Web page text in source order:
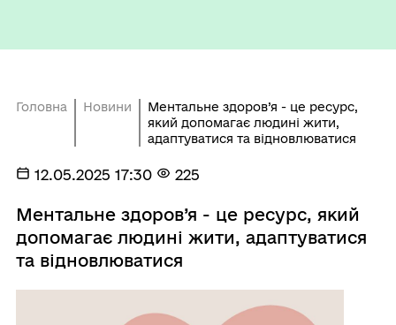
Головна Новини
Ментальне здоров’я - це ресурс,
який допомагає людині жити,
адаптуватися та відновлюватися
12.05.2025 17:30 225
Ментальне здоров’я - це ресурс, який
допомагає людині жити, адаптуватися
та відновлюватися